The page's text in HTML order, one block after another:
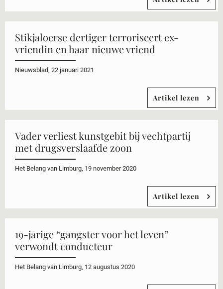
Stikjaloerse dertiger terroriseert ex-
vriendin en haar nieuwe vriend
Nieuwsblad, 22 januari 2021
Artikel lezen
Vader verliest kunstgebit bij vechtpartij
met drugsverslaafde zoon
Het Belang van Limburg, 19 november 2020
Artikel lezen
19-jarige “gangster voor het leven”
verwondt conducteur
Het Belang van Limburg, 12 augustus 2020